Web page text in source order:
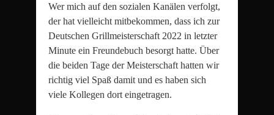
Wer mich auf den sozialen Kanälen verfolgt,
der hat vielleicht mitbekommen, dass ich zur
Deutschen Grillmeisterschaft 2022 in letzter
Minute ein Freundebuch besorgt hatte. Über
die beiden Tage der Meisterschaft hatten wir
richtig viel Spaß damit und es haben sich
viele Kollegen dort eingetragen.